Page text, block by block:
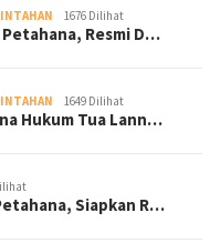
1676 Dilihat
Resmi D…
1649 Dilihat
Hukum Tua Lann…
Siapkan R…